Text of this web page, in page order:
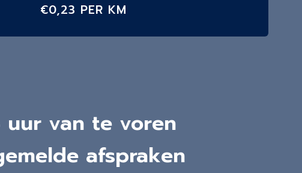
€0,23 PER KM
van te voren
afspraken